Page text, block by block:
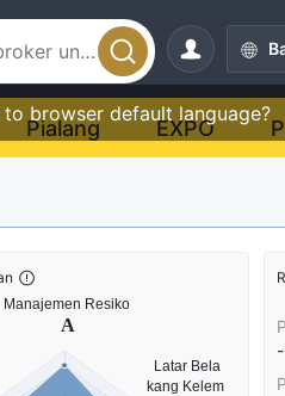
to browser default language?
Pialang EXPO